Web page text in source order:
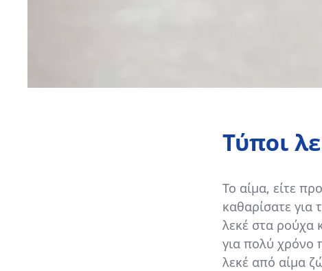
Τύποι
Το αίμα, είτε
καθαρίσατε για
λεκέ στα ρούχα
για πολύ χρόνο
λεκέ από αίμα